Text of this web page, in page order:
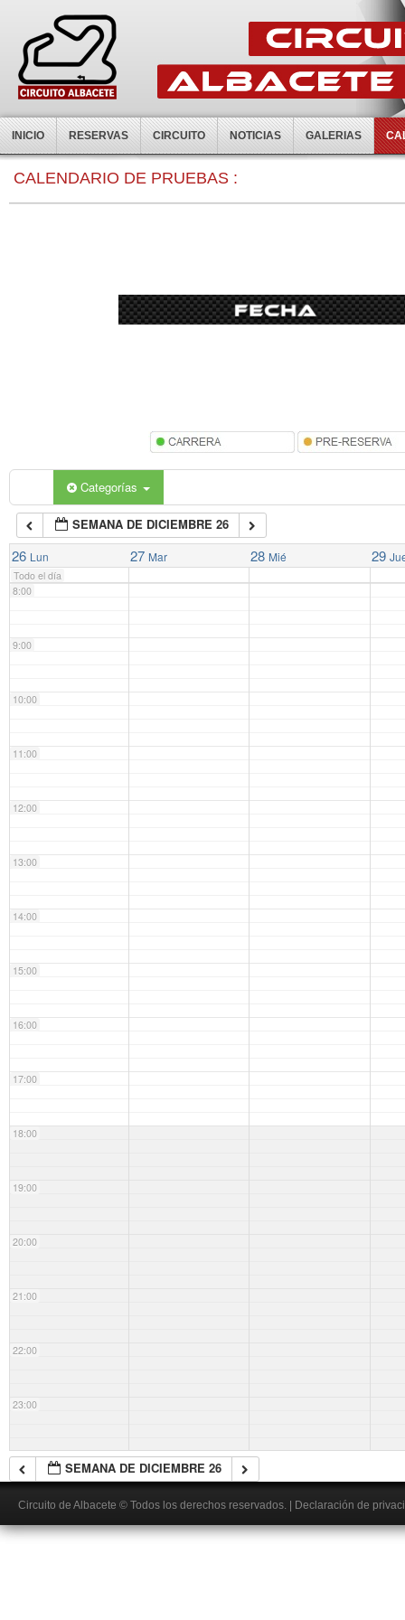
INICIO RESERVAS CIRCUITO NOTICIAS GALERIAS
CALENDARIO DE PRUEBAS :
Categorías
SEMANA DE DICIEMBRE 26
26 Lun 27 Mar 28 Mié 29
Todo el día
0:00
7:00
8:00
9:00
10:00
11:00
12:00
13:00
14:00
15:00
16:00
17:00
18:00
19:00
20:00
21:00
22:00
23:00
SEMANA DE DICIEMBRE 26
Circuito de Albacete © Todos los derechos reservados. Declaración de